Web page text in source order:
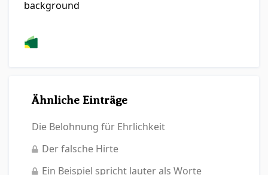
background
Ähnliche Einträge
Die Belohnung für Ehrlichkeit
Der falsche Hirte
Ein Beispiel spricht lauter als Worte